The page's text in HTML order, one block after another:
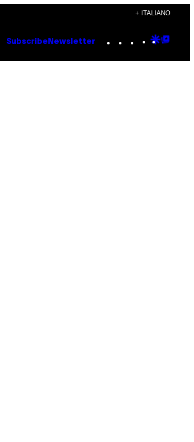
+ ITALIANO
Subscribe Newsletter Instagram
TikTok
YouTube
Google